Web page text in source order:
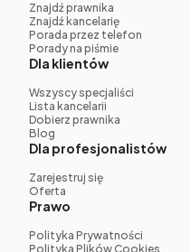
Znajdź prawnika
Znajdź kancelarię
Porada przez telefon
Porady na piśmie
Dla klientów
Wszyscy specjaliści
Lista kancelarii
Dobierz prawnika
Blog
Dla profesjonalistów
Zarejestruj się
Oferta
Prawo
Polityka Prywatności
Polityka Plików Cookies